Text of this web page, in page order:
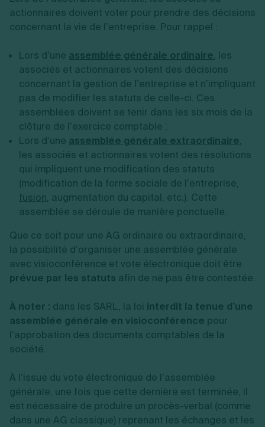
actionnaires doivent voter pour prendre des décisions
concernant la vie de l’entreprise. Pour rappel :
Lors d’une assemblée générale ordinaire, les
associés et actionnaires votent des décisions
concernant la gestion de l’entreprise et n’impliquant
pas de modifier les statuts de celle-ci. Ces
assemblées doivent se tenir dans les six mois de la
clôture de l’exercice comptable ;
Lors d’une assemblée générale extraordinaire,
les associés et actionnaires votent des résolutions
qui impliquent une modification des statuts
(modification de la forme sociale de l’entreprise,
fusion, augmentation du capital, etc.). Cette
assemblée se déroule de manière ponctuelle.
Que ce soit pour une AG ordinaire ou extraordinaire,
la possibilité d’organiser une assemblée générale
avec visioconférence et vote électronique doit être
prévue par les statuts afin de ne pas être contestée.
À noter : dans les SARL, la loi interdit la tenue d’une
assemblée générale en visioconférence pour
l’approbation des documents comptables de la
société.
À l’issue du vote électronique de l’assemblée
générale, une fois que cette dernière est terminée, il
est nécessaire de produire un procès-verbal (comme
dans une AG classique) reprenant les échanges et les